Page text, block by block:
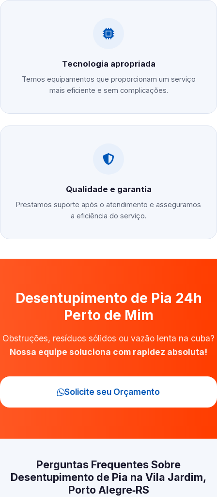
Tecnologia apropriada
Temos equipamentos que proporcionam um serviço
mais eficiente e sem complicações.
Qualidade e garantia
Prestamos suporte após o atendimento e asseguramos
a eficiência do serviço.
Desentupimento de Pia 24h
Perto de Mim
Obstruções, resíduos sólidos ou vazão lenta na cuba?
Nossa equipe soluciona com rapidez absoluta!
Solicite seu Orçamento
Perguntas Frequentes Sobre
Desentupimento de Pia na Vila Jardim,
Porto Alegre‑RS